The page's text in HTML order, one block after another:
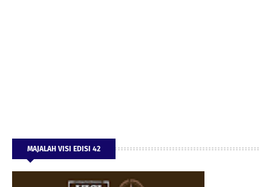
MAJALAH VISI EDISI 42